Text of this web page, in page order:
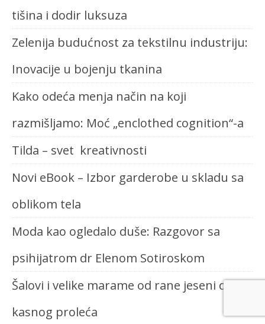
tišina i dodir luksuza
Zelenija budućnost za tekstilnu industriju:
Inovacije u bojenju tkanina
Kako odeća menja način na koji
razmišljamo: Moć „enclothed cognition“-a
Tilda – svet kreativnosti
Novi eBook – Izbor garderobe u skladu sa
oblikom tela
Moda kao ogledalo duše: Razgovor sa
psihijatrom dr Elenom Sotiroskom
Šalovi i velike marame od rane jeseni do
kasnog proleća